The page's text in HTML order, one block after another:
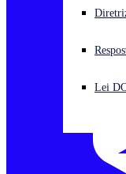
Português (Brasil) Open
Lei